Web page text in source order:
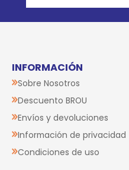
INFORMACIÓN
Sobre Nosotros
Descuento BROU
Envíos y devoluciones
Información de privacidad
Condiciones de uso